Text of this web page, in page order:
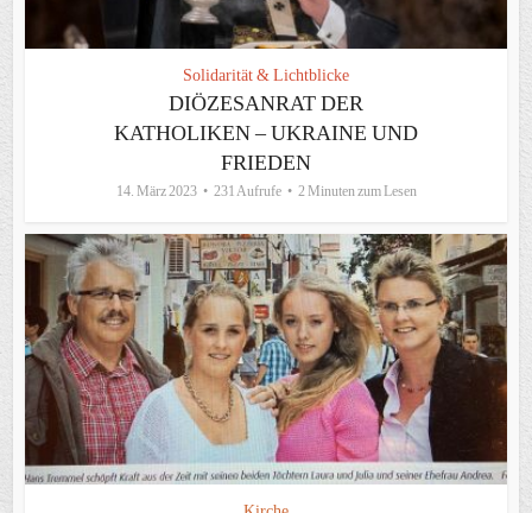
Solidarität & Lichtblicke
DIÖZESANRAT DER
KATHOLIKEN – UKRAINE UND
FRIEDEN
14. März 2023 231 Aufrufe 2 Minuten zum Lesen